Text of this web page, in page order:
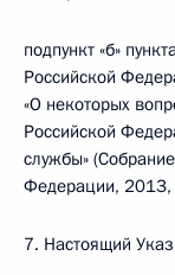
подпункт «б»
Российской
«О некоторых
Российской
службы»
Федерации,
7. Настоящий Указ